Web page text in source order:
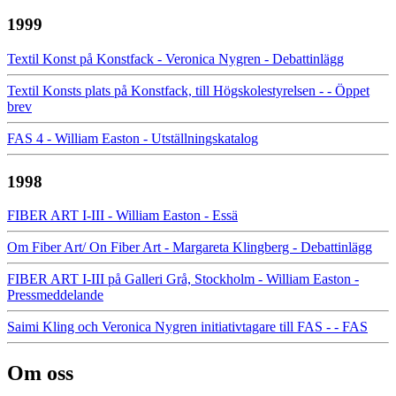
1999
Textil Konst på Konstfack - Veronica Nygren - Debattinlägg
Textil Konsts plats på Konstfack, till Högskolestyrelsen - - Öppet
brev
FAS 4 - William Easton - Utställningskatalog
1998
FIBER ART I-III - William Easton - Essä
Om Fiber Art/ On Fiber Art - Margareta Klingberg - Debattinlägg
FIBER ART I-III på Galleri Grå, Stockholm - William Easton -
Pressmeddelande
Saimi Kling och Veronica Nygren initiativtagare till FAS - - FAS
Om oss